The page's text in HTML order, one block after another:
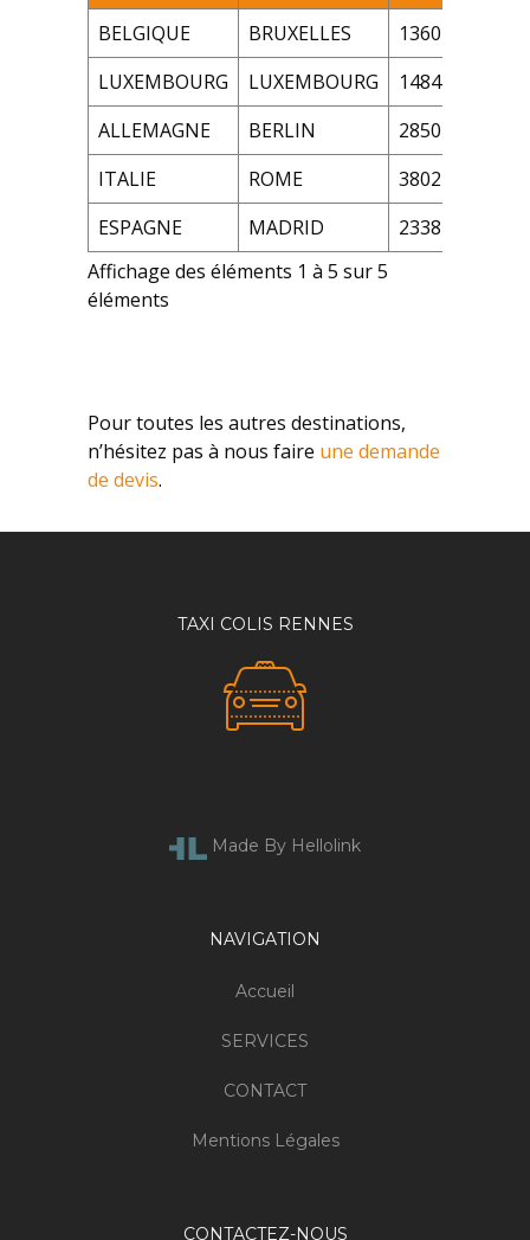
BELGIQUE
BRUXELLES 1360 €
LUXEMBOURG
LUXEMBOURG 1484 €
ALLEMAGNE
BERLIN 2850 €
ITALIE
ROME 3802 €
ESPAGNE
MADRID 2338 €
Affichage des éléments 1 à 5 sur 5
éléments
Pour toutes les autres destinations,
n’hésitez pas à nous faire une demande
de devis.
TAXI COLIS RENNES
Made By Hellolink
NAVIGATION
Accueil
SERVICES
CONTACT
Mentions Légales
CONTACTEZ-NOUS